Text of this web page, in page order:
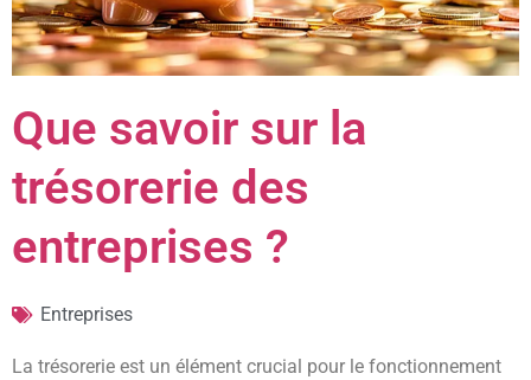
Que savoir sur la
trésorerie des
entreprises ?
Entreprises
La trésorerie est un élément crucial pour le fonctionnement